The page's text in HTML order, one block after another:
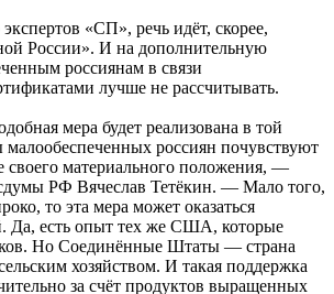
«СП», речь идёт, скорее,
России». И на дополнительную
россиянам в связи
лучше не рассчитывать.
мера будет реализована в той
россиян почувствуют
своего материального положения, —
РФ Вячеслав Тетёкин. — Мало того,
то эта мера может оказаться
Да, есть опыт тех же США, которые
Но Соединённые Штаты — страна
хозяйством. И такая поддержка
за счёт продуктов выращенных